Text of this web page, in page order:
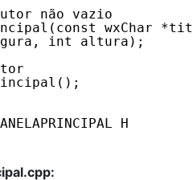
não vazio
wxChar
int altura);